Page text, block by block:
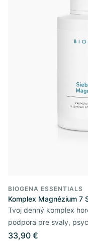
BIOGENA ESSENTIALS
Komplex Magnézium 7
Tvoj denný komplex
podpora pre svaly,
33,90 €